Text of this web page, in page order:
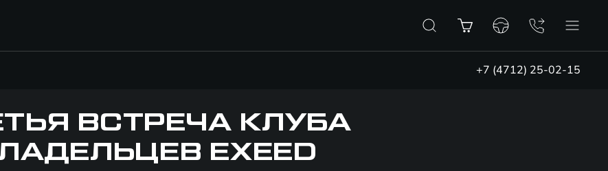
+7 (4712) 25-02-15
ВСТРЕЧА КЛУБА
EXEED